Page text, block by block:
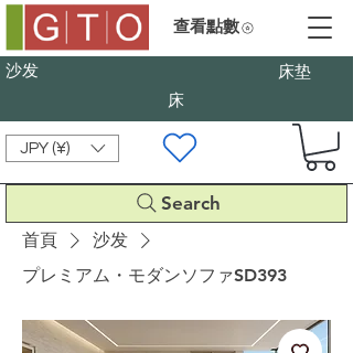
沙发
床垫
床
JPY (¥)
Search
查看點數
首頁
沙发
プレミアム・モダンソファSD393